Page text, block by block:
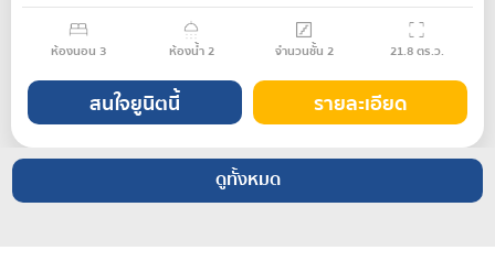
ห้องนอน 3 ห้องน้ำ2 จำนวนชั้น 2 21.8ตร.ว.
สนใจยูนิตนี้ รายละเอียด
ดูทั้งหมด